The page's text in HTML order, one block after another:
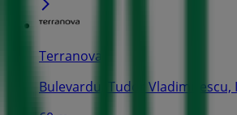
Terranova
Bulevardul Tudor Vladimirescu,